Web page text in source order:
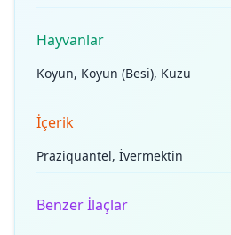
Hayvanlar
Koyun, Koyun (Besi), Kuzu
İçerik
Praziquantel, İvermektin
Benzer İlaçlar